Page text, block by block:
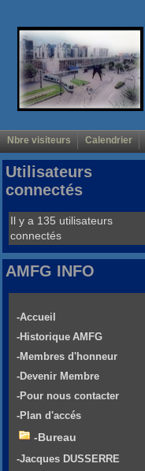
Nbre visiteurs Calendrier
Utilisateurs
connectés
Il y a 135 utilisateurs
connectés
AMFG INFO
-Accueil
-Historique AMFG
-Membres d'honneur
-Devenir Membre
-Pour nous contacter
-Plan d'accés
-Bureau
-Jacques DUSSERRE